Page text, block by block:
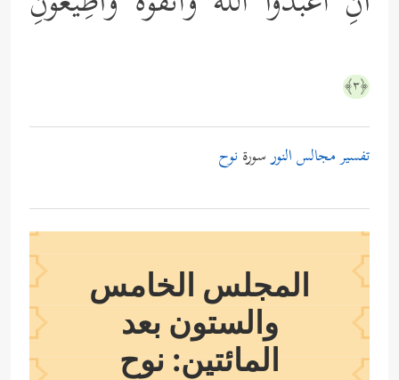
﴿٣﴾
تفسير مجالس النورسورة نوح
المجلس الخامس
والستون بعد
المائتين: نوح